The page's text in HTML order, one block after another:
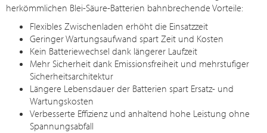
herkömmlichen Blei-Säure-Batterien bahnbrechende Vorteile:
Flexibles Zwischenladen erhöht die Einsatzzeit
Geringer Wartungsaufwand spart Zeit und Kosten
Kein Batteriewechsel dank längerer Laufzeit
Mehr Sicherheit dank Emissionsfreiheit und mehrstufiger
Sicherheitsarchitektur
Längere Lebensdauer der Batterien spart Ersatz- und
Wartungskosten
Verbesserte Effizienz und anhaltend hohe Leistung ohne
Spannungsabfall